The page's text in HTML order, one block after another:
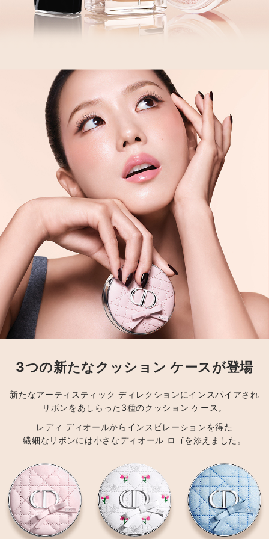
3つの新たなクッション ケースが登場
新たなアーティスティック ディレクションにインスパイアされ
リボンをあしらった3種のクッション ケース。
レディ ディオールからインスピレーションを得た
繊細なリボンには小さなディオール ロゴを添えました。